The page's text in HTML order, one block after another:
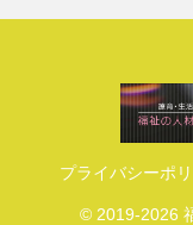
プライバシーポ
© 2019-2026